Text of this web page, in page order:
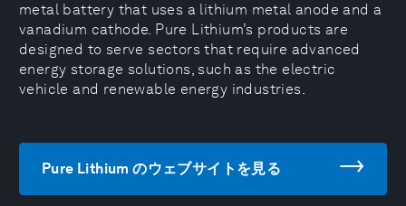
metal battery that uses a lithium metal anode and a
vanadium cathode. Pure Lithium’s products are
designed to serve sectors that require advanced
energy storage solutions, such as the electric
vehicle and renewable energy industries.
Pure Lithium のウェブサイトを見る